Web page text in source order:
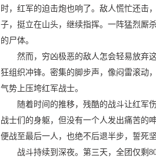
时，红军的迫击炮也响了。敌人慌忙还击
子，挺立在山头，继续指挥。一阵猛烈厮
的尸体。
然而，穷凶极恶的敌人怎会轻易放弃
狂组织冲锋。密集的脚步声，像闷雷滚动
气势上压垮红军战士。
随着时间的推移，残酷的战斗让红军
战士们的身躯，但没有一个人发出痛苦的
便战至最后一人，也绝不后退半步，誓死坚
战斗持续到深夜。第三天，全团仅剩